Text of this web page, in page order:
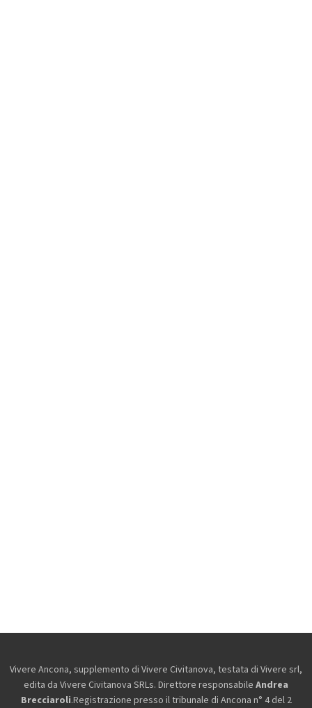
Vivere Ancona, supplemento di Vivere Civitanova, testata di Vivere srl,
edita da Vivere Civitanova SRLs. Direttore responsabile Andrea
Brecciaroli.Registrazione presso il tribunale di Ancona n° 4 del 2